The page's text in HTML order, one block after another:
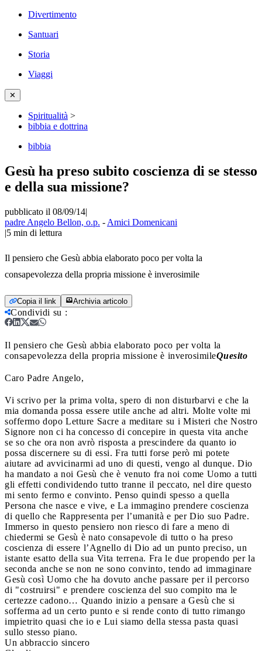
Divertimento
Santuari
Storia
Viaggi
✕
Spiritualità >
bibbia e dottrina
bibbia
Gesù ha preso subito coscienza di se stesso
e della sua missione?
pubblicato il 08/09/14|
padre Angelo Bellon, o.p. - Amici Domenicani
|5 min di lettura
Il pensiero che Gesù abbia elaborato poco per volta la
consapevolezza della propria missione è inverosimile
Copia il link Archivia articolo
Condividi su :
Il pensiero che Gesù abbia elaborato poco per volta la
consapevolezza della propria missione è inverosimileQuesito
Caro Padre Angelo,
Vi scrivo per la prima volta, spero di non disturbarvi e che la
mia domanda possa essere utile anche ad altri. Molte volte mi
soffermo dopo Letture Sacre a meditare su i Misteri che Nostro
Signore non ci ha concesso di concepire in questa vita anche
se so che ora non avrò risposta a prescindere da quanto io
possa discernere su di essi. Fra tutti forse però mi potete
aiutare ad avvicinarmi ad uno di questi, vengo al dunque. Dio
ha mandato a noi Gesù che è venuto fra noi come Uomo a tutti
gli effetti condividendo tutto tranne il peccato, nel dire questo
mi sento fermo e convinto. Penso quindi spesso a quella
Persona che nasce e vive, e La immagino prendere coscienza
di quello che Rappresenta per l’umanità e per Dio suo Padre.
Immerso in questo pensiero non riesco di fare a meno di
chiedermi se Gesù è nato consapevole di tutto o ha preso
coscienza di essere l’Agnello di Dio ad un punto preciso, un
istante esatto della sua Vita terrena. Fra le due propendo per la
seconda anche se non ne sono convinto, tendo ad immaginare
Gesù così Uomo che ha dovuto anche passare per il percorso
di "costruirsi" e prendere coscienza del suo compito ma le
certezze cadono… Quando inizio a pensare a Gesù che si
sofferma ad un certo punto e si rende conto di tutto rimango
impietrito quasi che io e Lui siamo della stessa pasta quasi
sullo stesso piano.
Un abbraccio sincero